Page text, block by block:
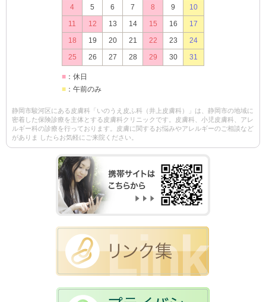
4
5 6 7 8 9
10
11
12 13 14 15 16
17
18
19 20 21 22 23
24
25
26 27 28 29 30 31
■ ：休日
■ ：午前のみ
静岡市駿河区にある皮膚科「いのうえ皮ふ科（井上皮膚科）」は、静岡市の地域に
密着した保険診療を主体とする皮膚科クリニックです。皮膚科、小児皮膚科、アレ
ルギー科の診療を行っております。皮膚に関するお悩みやアレルギーのご相談など
がありま したらお気軽にご来院ください。